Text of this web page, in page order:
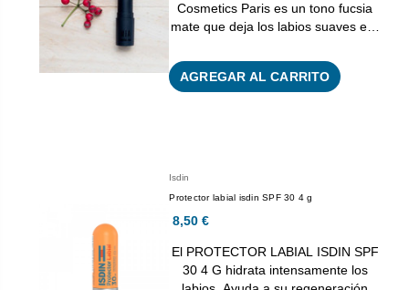
Cosmetics Paris es un tono fucsia
mate que deja los labios suaves e…
AGREGAR AL CARRITO
Isdin
Protector labial isdin SPF 30 4 g
8,50 €
El PROTECTOR LABIAL ISDIN SPF
30 4 G hidrata intensamente los